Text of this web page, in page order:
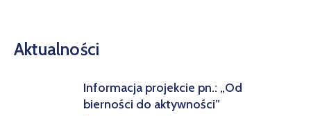
Aktualności
Informacja projekcie pn.: „Od
bierności do aktywności”